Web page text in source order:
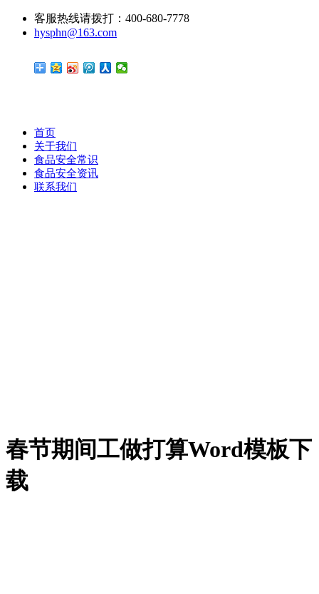
客服热线请拨打：400-680-7778
hysphn@163.com
首页
关于我们
食品安全常识
食品安全资讯
联系我们
春节期间工做打算Word模板下
载